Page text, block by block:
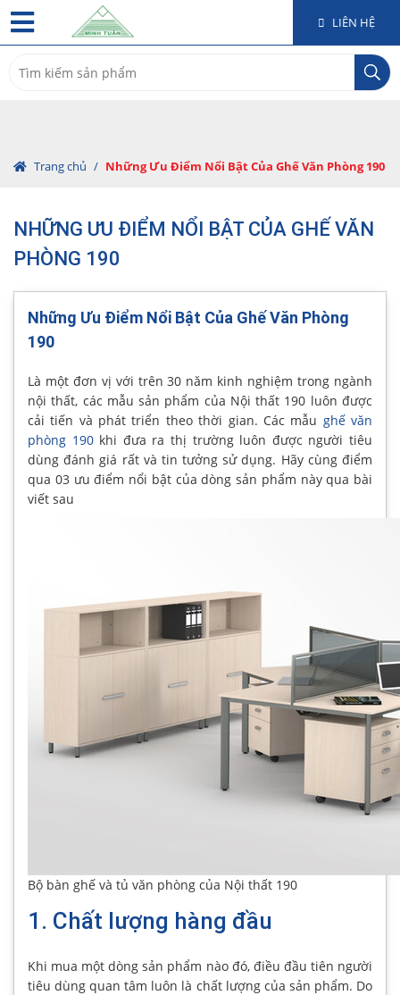
LIÊN HỆ
for:
Trang chủ / Những Ưu Điểm Nổi Bật Của Ghế Văn Phòng 190
NHỮNG ƯU ĐIỂM NỔI BẬT CỦA GHẾ VĂN
PHÒNG 190
Những Ưu Điểm Nổi Bật Của Ghế Văn Phòng
190
Là một đơn vị với trên 30 năm kinh nghiệm trong ngành
nội thất, các mẫu sản phẩm của Nội thất 190 luôn được
cải tiến và phát triển theo thời gian. Các mẫu ghế văn
phòng 190khi đưa ra thị trường luôn được người tiêu
dùng đánh giá rất và tin tưởng sử dụng. Hãy cùng điểm
qua 03 ưu điểm nổi bật của dòng sản phẩm này qua bài
viết sau
Bộ bàn ghế và tủ văn phòng của Nội thất 190
1. Chất lượng hàng đầu
Khi mua một dòng sản phẩm nào đó, điều đầu tiên người
tiêu dùng quan tâm luôn là chất lượng của sản phẩm. Do